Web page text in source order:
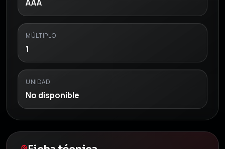
AAA
MÚLTIPLO
1
UNIDAD
No disponible